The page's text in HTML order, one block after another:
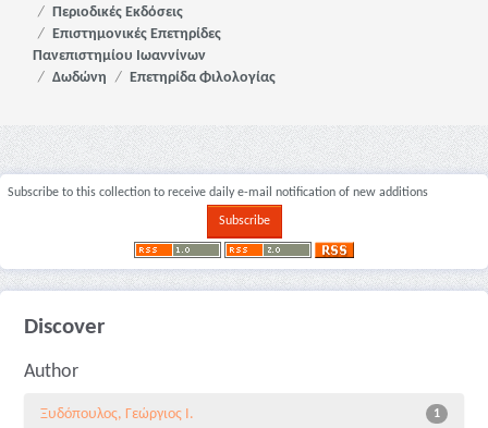
Περιοδικές Εκδόσεις
Επιστημονικές Επετηρίδες
Πανεπιστημίου Ιωαννίνων
Δωδώνη
Επετηρίδα Φιλολογίας
Subscribe to this collection to receive daily e-mail notification of new additions
Discover
Author
1
Ξυδόπουλος, Γεώργιος Ι.